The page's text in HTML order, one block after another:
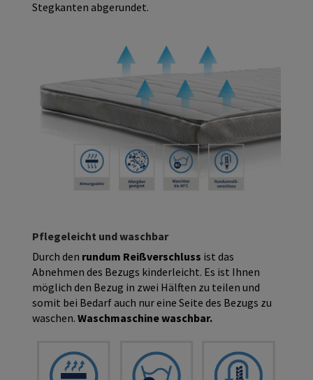
Stegkanten abgerundet.
Pflegeleicht und waschbar
Durch den rundum Reißverschluss ist das
Abnehmen des Bezugs kinderleicht. Es ist Ihnen
möglich den Bezug in zwei Hälften zu teilen und
somit bei Bedarf auch nur eine Seite des Bezugs zu
waschen. Waschmaschine waschbar.